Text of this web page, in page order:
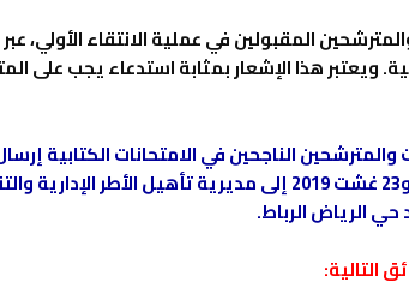
المقبولين في عملية الانتقاء الأولي، عبر
ويعتبر هذا الإشعار بمثابة استدعاء يجب على
الناجحين في الامتحانات الكتابية
الفترة المتراوحة بين 5 و23 غشت 2019 إلى مديرية تأهيل
حي الرياض الرباط.
التالية: